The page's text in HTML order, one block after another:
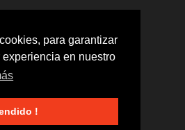
para garantizar
en nuestro
!
Técnico Lamborghini